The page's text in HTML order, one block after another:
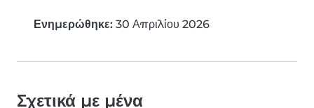
Ενημερώθηκε: 30 Απριλίου 2026
Σχετικά με μένα